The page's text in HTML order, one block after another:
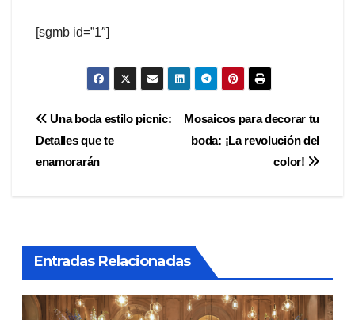
[sgmb id=”1″]
Navegación
de
Mosaicos para decorar tu
boda: ¡La revolución del
color!
Una boda estilo picnic:
Detalles que te
enamorarán
Entradas Relacionadas